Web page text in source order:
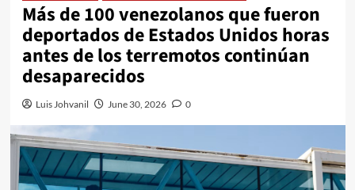
Más de 100 venezolanos que fueron
deportados de Estados Unidos horas
antes de los terremotos continúan
desaparecidos
Luis Johvanil June 30, 2026 0